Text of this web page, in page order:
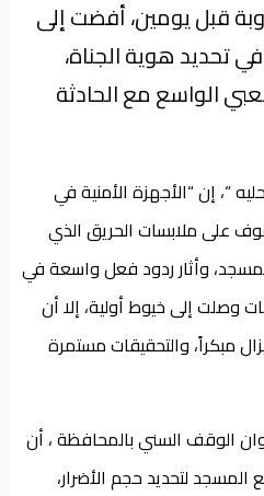
قبل يومين، أفضت إلى
هوية الجناة،
الواسع مع الحادثة
“، إن “الأجهزة الأمنية في
على ملابسات الحريق الذي
وأثار ردود فعل واسعة في
وصلت إلى خيوط أولية، إلا أن
مبكراً، والتحقيقات مستمرة
الوقف السني بالمحافظة ، أن
لتحديد حجم الأضرار،